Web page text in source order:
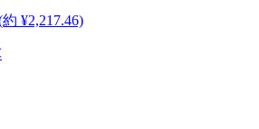
約 ¥2,217.46)